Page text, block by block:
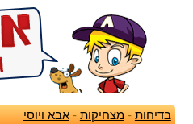
בדיחות -מצחיקות -אבא ויוסי